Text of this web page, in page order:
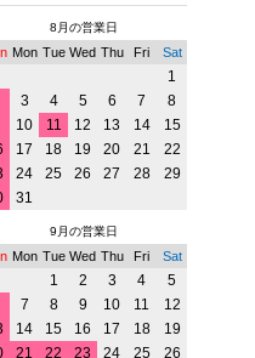
8月の営業日
Mon Tue Wed Thu Fri Sat
1
3 4 5 6 7
8
10 11 12 13 14
15
17 18 19 20 21
22
24 25 26 27 28
29
31
9月の営業日
Mon Tue Wed Thu Fri Sat
1 2 3 4
5
7 8 9 10 11
12
14 15 16 17 18
19
21 22 23 24 25
26